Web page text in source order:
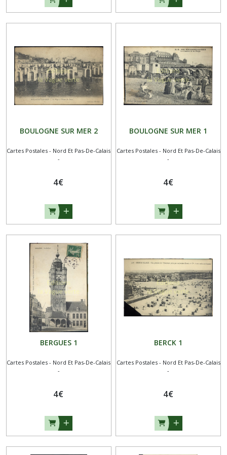
BOULOGNE SUR MER 2
Cartes Postales - Nord Et Pas-De-Calais
-
4€
BOULOGNE SUR MER 1
Cartes Postales - Nord Et Pas-De-Calais
-
4€
BERGUES 1
Cartes Postales - Nord Et Pas-De-Calais
-
4€
BERCK 1
Cartes Postales - Nord Et Pas-De-Calais
-
4€